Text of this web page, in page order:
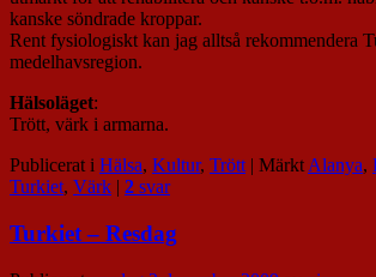
kanske söndrade kroppar.
Rent fysiologiskt kan jag alltså rekommendera
medelhavsregion.
Hälsoläget:
Trött, värk i armarna.
Publicerat i Hälsa, Kultur, Trött | Märkt Alanya,
Turkiet, Värk | 2 svar
Turkiet – Resdag